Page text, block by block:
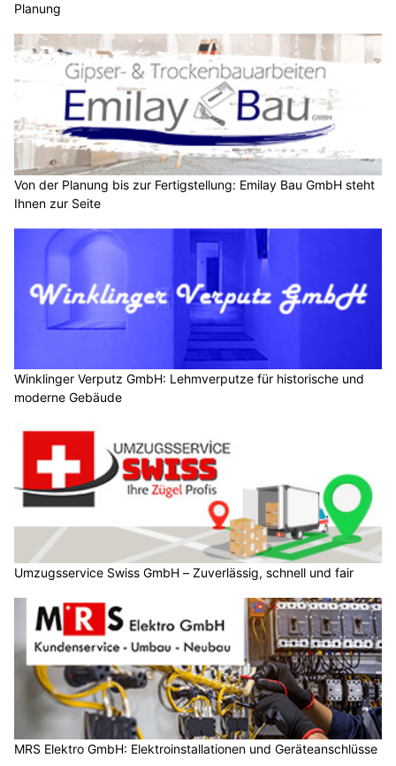
Planung
Von der Planung bis zur Fertigstellung: Emilay Bau GmbH steht
Ihnen zur Seite
Winklinger Verputz GmbH: Lehmverputze für historische und
moderne Gebäude
Umzugsservice Swiss GmbH – Zuverlässig, schnell und fair
MRS Elektro GmbH: Elektroinstallationen und Geräteanschlüsse